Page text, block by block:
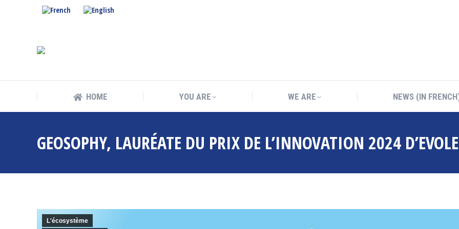
HOME YOU ARE WE ARE NEWS (IN
GEOSOPHY, LAURÉATE DU PRIX DE L’INNOVATION 2024
L'écosystème
HOME